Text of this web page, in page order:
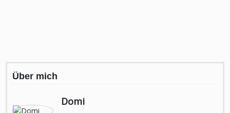
Über mich
Domi